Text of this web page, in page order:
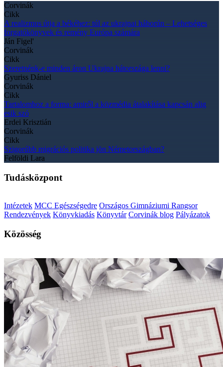
Corvinák
Cikk
A realizmus útja a békéhez: túl az ukrajnai háborún – Lehetséges
forgatókönyvek és remény Európa számára
Ján Figel'
Corvinák
Cikk
Szeretnénk-e minden áron Ukrajna hátországa lenni?
Gyuriss Dániel
Corvinák
Cikk
Tartalomhoz a forma: amiről a közmédia átalakítása kapcsán alig
esik szó
Erdei Krisztián
Corvinák
Cikk
Szigorúbb migrációs politika jön Németországban?
Felföldi Lara
Tudásközpont
Intézetek MCC Egészségedre Országos Gimnáziumi Rangsor
Rendezvények Könyvkiadás Könyvtár Corvinák blog Pályázatok
Közösség